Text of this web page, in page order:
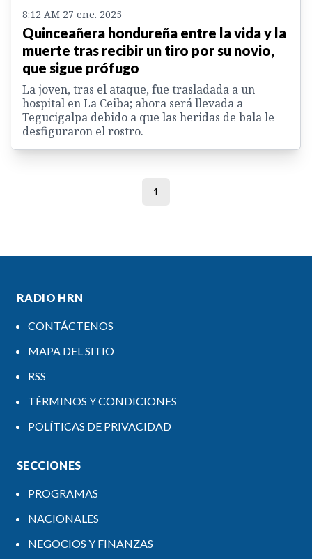
8:12 AM 27 ene. 2025
Quinceañera hondureña entre la vida y la
muerte tras recibir un tiro por su novio,
que sigue prófugo
La joven, tras el ataque, fue trasladada a un
hospital en La Ceiba; ahora será llevada a
Tegucigalpa debido a que las heridas de bala le
desfiguraron el rostro.
1
RADIO HRN
CONTÁCTENOS
MAPA DEL SITIO
RSS
TÉRMINOS Y CONDICIONES
POLÍTICAS DE PRIVACIDAD
SECCIONES
PROGRAMAS
NACIONALES
NEGOCIOS Y FINANZAS